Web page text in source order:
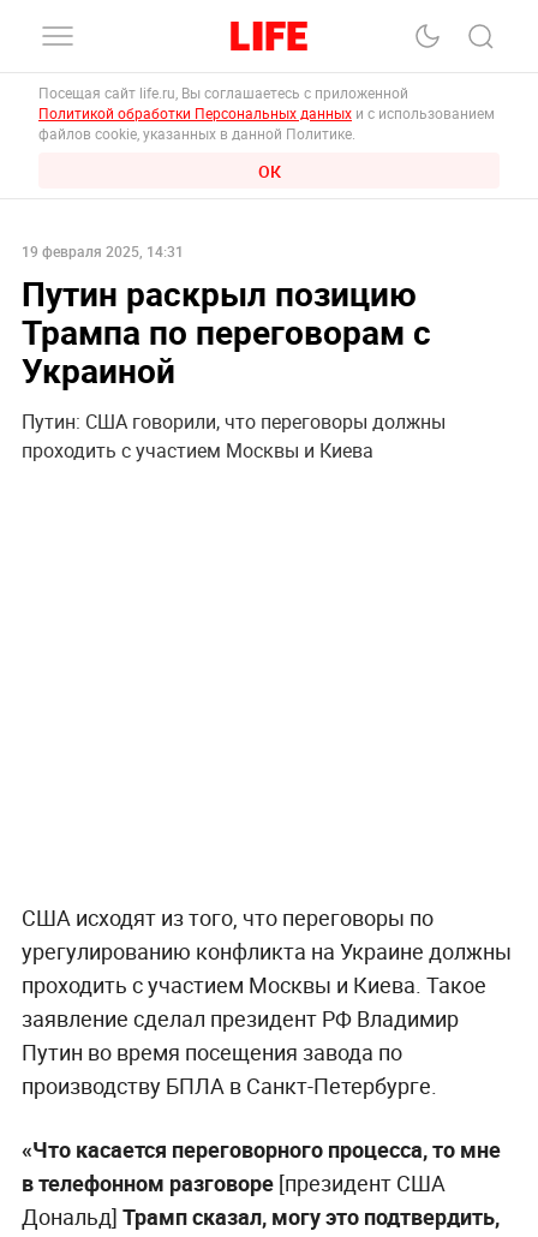
Посещая сайт life.ru, Вы соглашаетесь с приложенной
Политикой обработки Персональных данных и с использованием
файлов cookie, указанных в данной Политике.
ОК
19 февраля 2025, 14:31
Путин раскрыл позицию
Трампа по переговорам с
Украиной
Путин: США говорили, что переговоры должны
проходить с участием Москвы и Киева
США исходят из того, что переговоры по
урегулированию конфликта на Украине должны
проходить с участием Москвы и Киева. Такое
заявление сделал президент РФ Владимир
Путин во время посещения завода по
производству БПЛА в Санкт-Петербурге.
«Что касается переговорного процесса, то мне
в телефонном разговоре [президент США
Дональд] Трамп сказал, могу это подтвердить,